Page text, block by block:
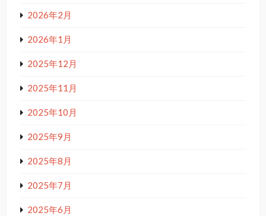
2026年2月
2026年1月
2025年12月
2025年11月
2025年10月
2025年9月
2025年8月
2025年7月
2025年6月